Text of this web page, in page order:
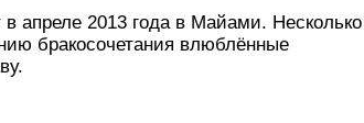
апреле 2013 года в Майами. Несколько
бракосочетания влюблённые